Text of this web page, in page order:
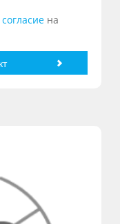
согласие на